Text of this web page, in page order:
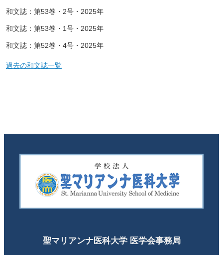
和文誌：第53巻・2号・2025年
和文誌：第53巻・1号・2025年
和文誌：第52巻・4号・2025年
過去の和文誌一覧
聖マリアンナ医科大学 医学会事務局